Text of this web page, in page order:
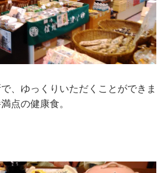
、ゆっくりいただくことができま
点の健康食。